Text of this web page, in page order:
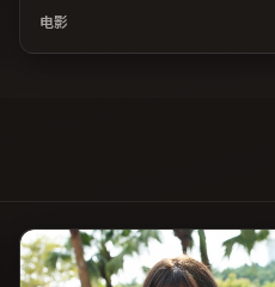
导，鲁妮·玛拉、章子怡、李秉
国香港出品，惊悚类型，2023年
电影